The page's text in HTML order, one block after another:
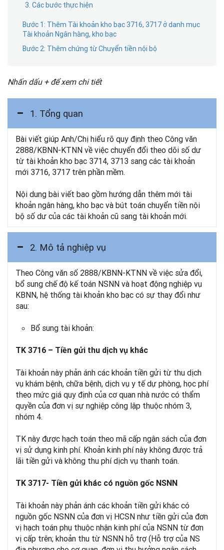
3. Các bước thực hiện
Bước 1: Thêm Tài khoản kho bạc 3716, 3717 ở danh mục
Tài khoản Ngân hàng, kho bạc
Bước 2: Thêm chứng từ Chuyển tiền nội bộ
Nhấn dấu + để xem chi tiết
1. Tổng quan
Bài viết giúp Anh/Chị hiểu rõ quy định theo Công văn
2888/KBNN-KTNN về việc chuyển đổi theo dõi số dư
từ tài khoản kho bạc 3714, 3713 sang các tài khoản
mới 3716, 3717 trên phần mềm.
Nội dung bài viết bao gồm hướng dẫn thêm mới tài
khoản ngân hàng, kho bạc và bút toán chuyển tiền nội
bộ số dư của các tài khoản cũ sang tài khoản mới.
2. Mô tả nghiệp vụ
Theo Công văn số 2888/KBNN-KTNN về việc sửa đổi,
bổ sung chế độ kế toán NSNN và hoạt động nghiệp vụ
KBNN, hệ thống tài khoản kho bạc có sự thay đổi như
sau:
Bổ sung tài khoản:
TK 3716 – Tiền gửi thu dịch vụ khác
Tài khoản này phản ánh các khoản tiền gửi từ thu dịch
vụ khám bệnh, chữa bệnh, dịch vụ y tế dự phòng, học phí
theo mức giá quy định của cơ quan nhà nước có thẩm
quyền của đơn vị sự nghiệp công lập thuộc nhóm 3,
nhóm 4.
TK này được hạch toán theo mã cấp ngân sách của đơn
vị sử dụng kinh phí. Khoản kinh phí này không được trả
lãi tiền gửi và không thu phí dịch vụ thanh toán.
TK 3717- Tiền gửi khác có nguồn gốc NSNN
Tài khoản này phản ánh các khoản tiền gửi khác có
nguồn gốc NSNN của đơn vị HCSN như tiền gửi của đơn
vị hạch toán phụ thuộc nhận kinh phí của NSNN từ đơn
vị cấp trên; khoản thu từ NSNN hỗ trợ (Hỗ trợ của NS